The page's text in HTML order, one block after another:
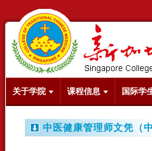
关于学院 课程信息 国际学
中医健康管理师文凭（中